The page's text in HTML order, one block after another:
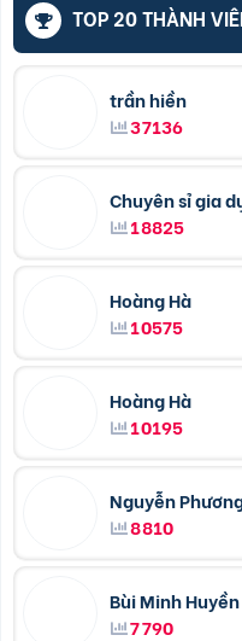
TOP 20 THÀNH
trần hiền
37136
Chuyên sỉ gia
18825
Hoàng Hà
10575
Hoàng Hà
10195
Nguyễn
8810
Bùi Minh Huyền
7790